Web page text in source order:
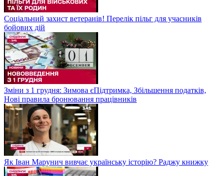
Соціальний захист ветеранів! Перелік пільг для учасників
бойових дій
Зміни з 1 грудня: Зимова єПідтримка, Збільшення податків,
Нові правила бронювання працівників
Як Іван Марунич вивчає українську історію? Раджу книжку